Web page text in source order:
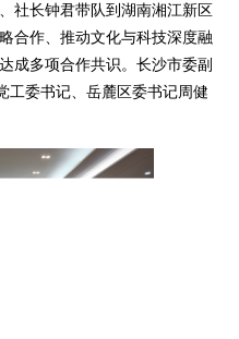
社长钟君带队到湖南湘江新区
合作、推动文化与科技深度融
成多项合作共识。长沙市委副
工委书记、岳麓区委书记周健